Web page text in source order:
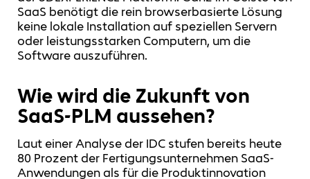
SaaS benötigt die rein browserbasierte Lösung
keine lokale Installation auf speziellen Servern
oder leistungsstarken Computern, um die
Software auszuführen.
Wie wird die Zukunft von
SaaS-PLM aussehen?
Laut einer Analyse der IDC stufen bereits heute
80 Prozent der Fertigungsunternehmen SaaS-
Anwendungen als für die Produktinnovation